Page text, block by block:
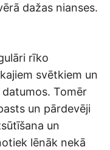
dažas nianses.
rīko
svētkiem un
Tomēr
un pārdevēji
un
lēnāk nekā